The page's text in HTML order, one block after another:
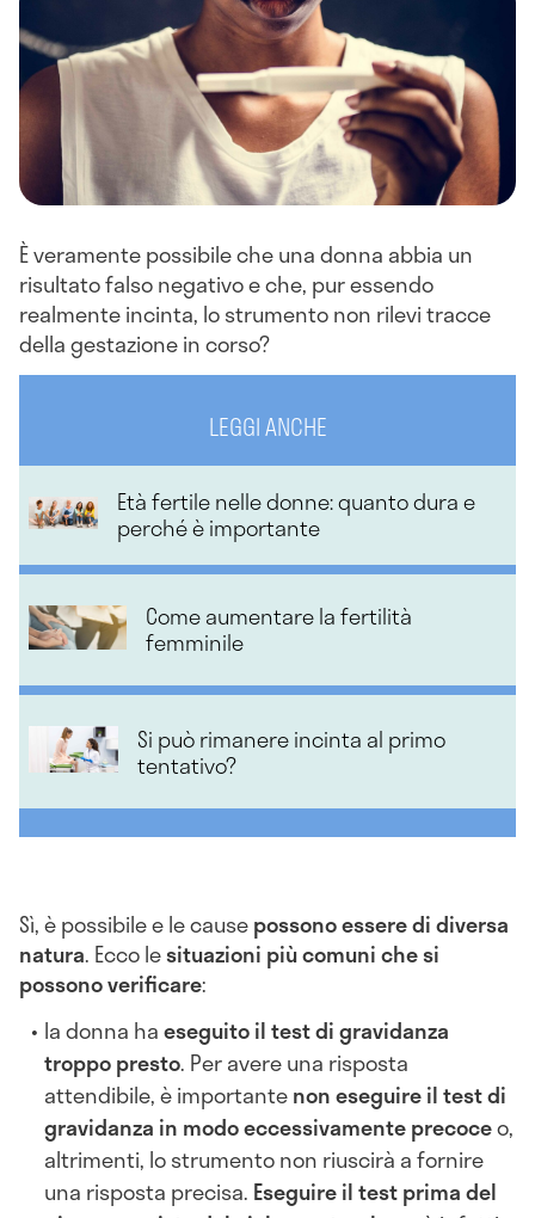
È veramente possibile che una donna abbia un
risultato falso negativo e che, pur essendo
realmente incinta, lo strumento non rilevi tracce
della gestazione in corso?
LEGGI ANCHE
Età fertile nelle donne: quanto dura e
perché è importante
Come aumentare la fertilità
femminile
Si può rimanere incinta al primo
tentativo?
Sì, è possibile e le causepossono essere di diversa
natura. Ecco lesituazioni più comuni che si
possono verificare:
la donna haeseguito il test di gravidanza
troppo presto. Per avere una risposta
attendibile, è importantenon eseguire il test di
gravidanza in modo eccessivamente precoceo,
altrimenti, lo strumento non riuscirà a fornire
una risposta precisa. Eseguire il test prima del